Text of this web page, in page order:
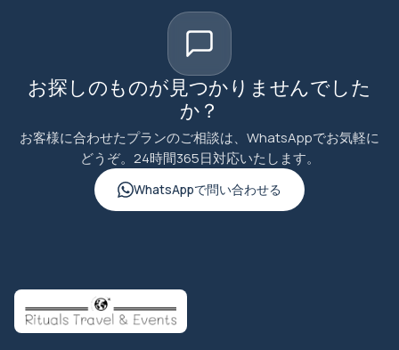
お探しのものが見つかりませんでした
か？
お客様に合わせたプランのご相談は、WhatsAppでお気軽に
どうぞ。24時間365日対応いたします。
WhatsAppで問い合わせる